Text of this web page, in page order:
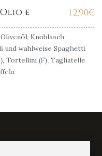
12,90€
e
Knoblauch,
und wahlweise Spaghetti
Tortellini (F), Tagliatelle